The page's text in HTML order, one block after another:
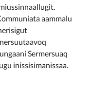
aammalu
Sermersuaq
inissisimanissaa.